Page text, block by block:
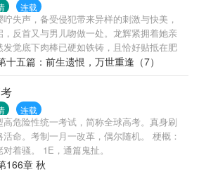
连载
咛失声，备受侵犯带来异样的刺激与快美，
，反首又与男儿吻做一处。龙辉紧拥着她亲
发觉底下肉棒已硬如铁铸，且恰好贴抵在肥
上，只觉酥麻麻的舒服无比，忍不住向前
整粒棒头都深深陷在美人的软弹股沟之中。
酸软，娇躯难耐的在男儿怀中妖娆扭动，
摆脱不掉拚命刺来的火烫铁棒。
十五篇：前生遗恨，万世重逢（7）
连载
高危险性统一考试，简称全球高考。真身刷
活命。考制一月一改革，偶尔随机。 梗概：
着骚。 1E，通篇鬼扯。
166章 秋